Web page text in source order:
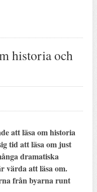
historia och
att läsa om historia
tid att läsa om just
dramatiska
värda att läsa om.
från byarna runt